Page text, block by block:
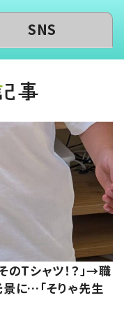
SNS
Tシャツ！？」→職
に…「そりゃ先生